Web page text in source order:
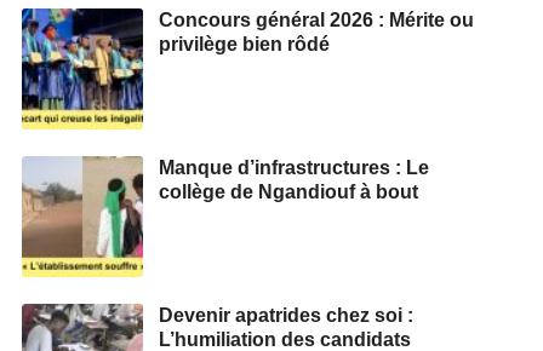
Concours général 2026 : Mérite ou
privilège bien rôdé
Manque d’infrastructures : Le
collège de Ngandiouf à bout
Devenir apatrides chez soi :
L’humiliation des candidats